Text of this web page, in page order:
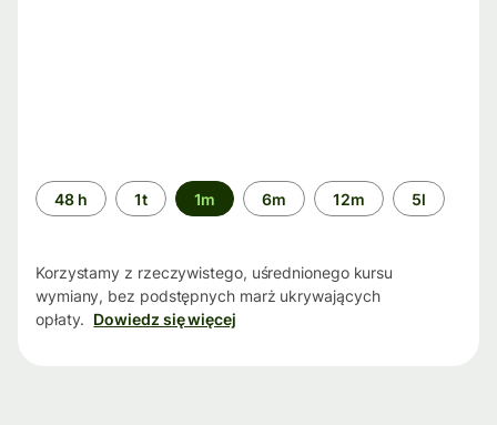
Przedział
czasu
48 h 1t 1m 6m 12m 5l
Korzystamy z rzeczywistego, uśrednionego kursu
wymiany, bez podstępnych marż ukrywających
opłaty. Dowiedz się więcej